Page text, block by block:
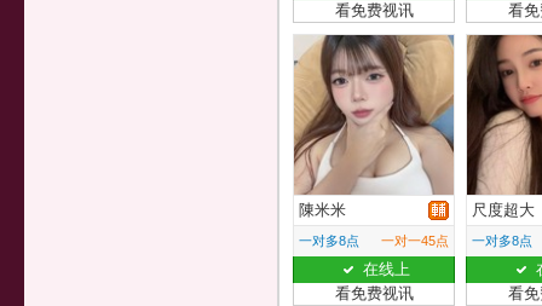
看免费视讯
看
陳米米
一对多8点 一对一45点
在线上
看免费视讯
尺度超大
一对多8点
看